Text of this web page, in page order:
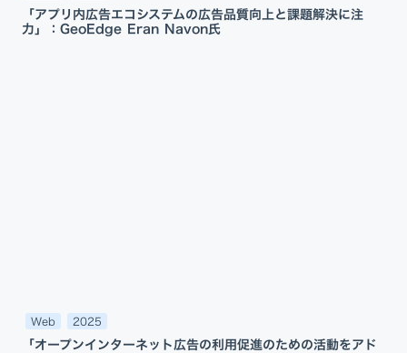
「アプリ内広告エコシステムの広告品質向上と課題解決に注
力」：GeoEdge Eran Navon氏
Web 2025
「オープンインターネット広告の利用促進のための活動をアド